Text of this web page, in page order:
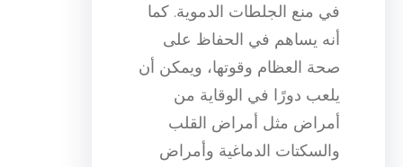
في منع الجلطات الدموية. كما
أنه يساهم في الحفاظ على
صحة العظام وقوتها، ويمكن أن
يلعب دورًا في الوقاية من
أمراض مثل أمراض القلب
والسكتات الدماغية وأمراض